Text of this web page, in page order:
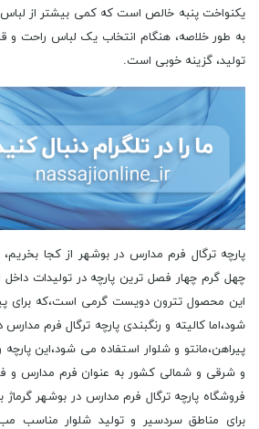
یکنواخت پنبه خالص است که کمی بیشتر از
به طور خلاصه، هنگام انتخاب یک لباس راحت و
تولید، گزینه خوبی است.
پارچه ترگال فرم مدارس در بوشهر از کجا بخریم،
چهل گرم چهار فصل ترین پارچه در تولیدات
این محصول تترون دویست گرمی است،که برای
شود،اما کالیته و رنگبندی پارچه ترگال فرم
پیراهن،مانتو و شلوار استفاده می شود،این
و شرقی و شمالی کشور به عنوان فرم مدارس و
فروشگاه پارچه ترگال فرم مدارس در بوشهر گرماژ
برای مناطق سردسیر و تولید شلوار مناسب مب